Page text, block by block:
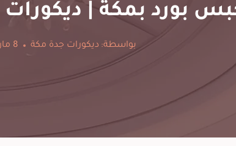
بورد بمكة | ديكورات
بواسطة: ديكورات جدة مكة 8 مارس 2026